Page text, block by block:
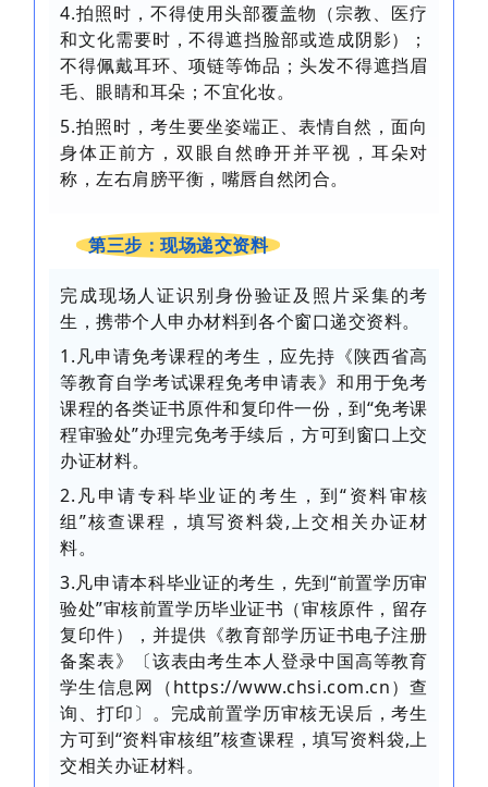
4.拍照时，不得使用头部覆盖物（宗教、医疗
和文化需要时，不得遮挡脸部或造成阴影）；
不得佩戴耳环、项链等饰品；头发不得遮挡眉
毛、眼睛和耳朵；不宜化妆。
5.拍照时，考生要坐姿端正、表情自然，面向
身体正前方，双眼自然睁开并平视，耳朵对
称，左右肩膀平衡，嘴唇自然闭合。
第三步：现场递交资料
完成现场人证识别身份验证及照片采集的考
生，携带个人申办材料到各个窗口递交资料。
1.凡申请免考课程的考生，应先持《陕西省高
等教育自学考试课程免考申请表》和用于免考
课程的各类证书原件和复印件一份，到“免考课
程审验处”办理完免考手续后，方可到窗口上交
办证材料。
2.凡申请专科毕业证的考生，到“资料审核
组”核查课程，填写资料袋,上交相关办证材
料。
3.凡申请本科毕业证的考生，先到“前置学历审
验处”审核前置学历毕业证书（审核原件，留存
复印件），并提供《教育部学历证书电子注册
备案表》〔该表由考生本人登录中国高等教育
学生信息网（https://www.chsi.com.cn）查
询、打印〕。完成前置学历审核无误后，考生
方可到“资料审核组”核查课程，填写资料袋,上
交相关办证材料。